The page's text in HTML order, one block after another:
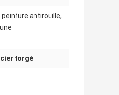
peinture antirouille,
forgé